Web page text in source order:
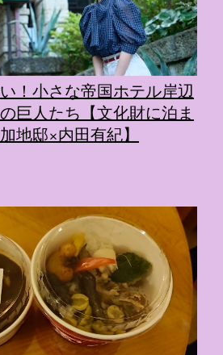
！小さな帝国ホテル岸辺
巨人たち【文化財に泊ま
邸×内田有紀】